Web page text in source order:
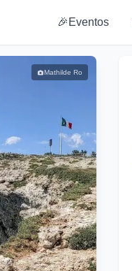
🎉 Eventos
Mathilde Ro